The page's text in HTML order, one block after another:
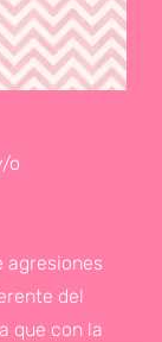
o
agresiones
del
que con la